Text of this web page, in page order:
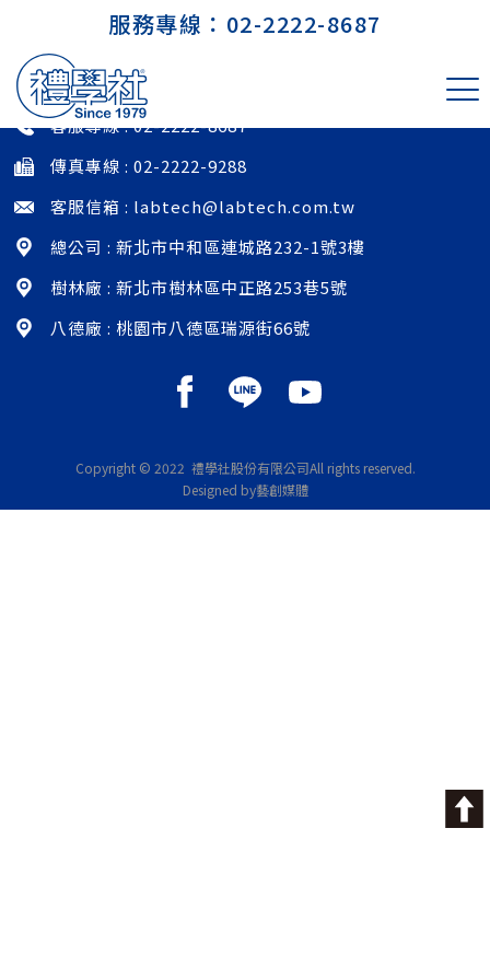
服務專線： 02-2222-8687
印尼 PT. INDOFOOD QA/QC LAB
客服專線 :02-2222-8687
傳真專線 : 02-2222-9288
客服信箱 : labtech@labtech.com.tw
總公司 : 新北市中和區連城路232-1號3樓
樹林廠 : 新北市樹林區中正路253巷5號
八德廠 : 桃園市八德區瑞源街66號
Copyright © 2022 禮學社股份有限公司All rights reserved.
Designed by藝創媒體